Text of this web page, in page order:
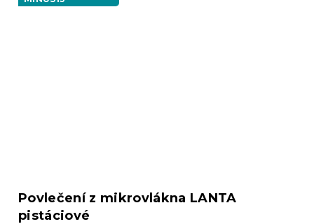
Povlečení z mikrovlákna LANTA
pistáciové